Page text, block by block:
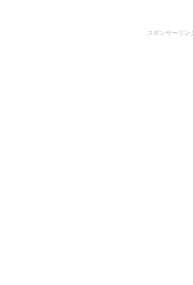
スポンサーリン